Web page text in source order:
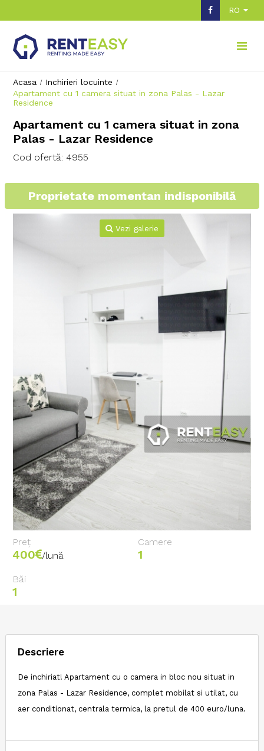
RO
Acasa
Inchirieri locuinte
Apartament cu 1 camera situat in zona Palas - Lazar
Residence
Apartament cu 1 camera situat in zona
Palas - Lazar Residence
Cod ofertă: 4955
Proprietate momentan indisponibilă
Vezi galerie
Preț
400 /lună
Camere
1
Băi
1
Descriere
De inchiriat! Apartament cu o camera in bloc nou situat in
zona Palas - Lazar Residence, complet mobilat si utilat, cu
aer conditionat, centrala termica, la pretul de 400 euro/luna.